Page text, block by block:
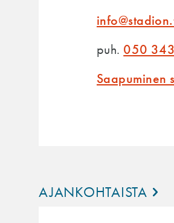
puh. 050
Saapuminen
AJANKOHTAISTA